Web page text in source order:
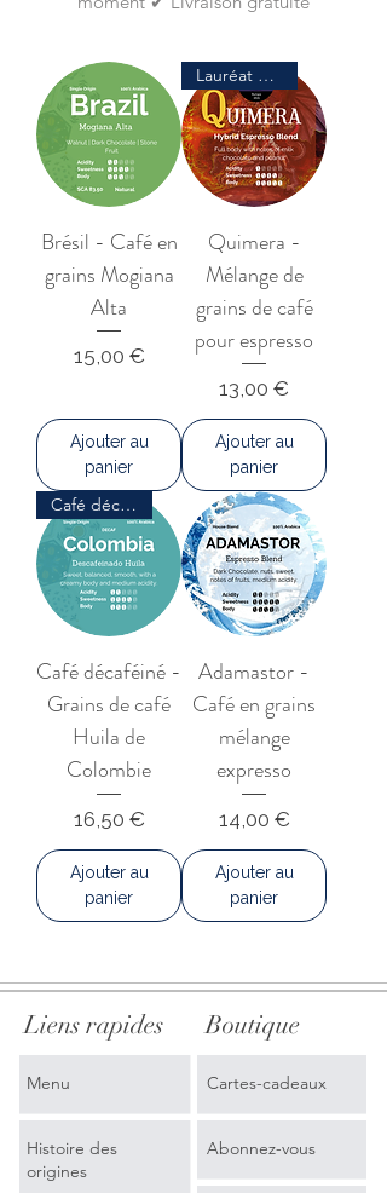
Brésil - Café en
grains Mogiana
Alta
Prix
15,00 €
Ajouter au
panier
Lauréat de prix
Quimera -
Mélange de
grains de café
pour espresso
Prix
13,00 €
Ajouter au
panier
Café décaféiné
Café décaféiné -
Grains de café
Huila de
Colombie
Prix
16,50 €
Ajouter au
panier
Adamastor -
Café en grains
mélange
expresso
Prix
14,00 €
Ajouter au
panier
Liens rapides Boutique
Menu
Histoire des
origines
Cartes-cadeaux
Abonnez-vous